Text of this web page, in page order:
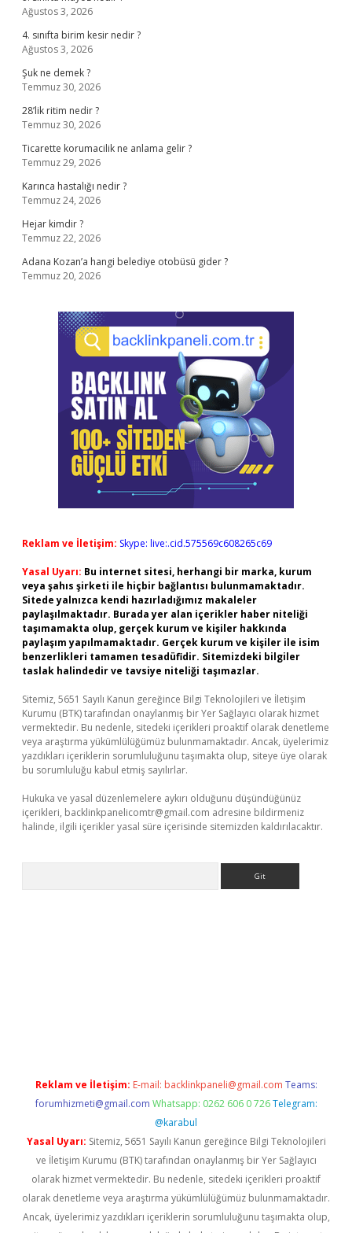
Ağustos 3, 2026
4. sınıfta birim kesir nedir ?
Ağustos 3, 2026
Şuk ne demek ?
Temmuz 30, 2026
28’lik ritim nedir ?
Temmuz 30, 2026
Ticarette korumacilik ne anlama gelir ?
Temmuz 29, 2026
Karınca hastalığı nedir ?
Temmuz 24, 2026
Hejar kimdir ?
Temmuz 22, 2026
Adana Kozan’a hangi belediye otobüsü gider ?
Temmuz 20, 2026
Reklam ve İletişim: Skype: live:.cid.575569c608265c69
Yasal Uyarı: Bu internet sitesi, herhangi bir marka, kurum
veya şahıs şirketi ile hiçbir bağlantısı bulunmamaktadır.
Sitede yalnızca kendi hazırladığımız makaleler
paylaşılmaktadır. Burada yer alan içerikler haber niteliği
taşımamakta olup, gerçek kurum ve kişiler hakkında
paylaşım yapılmamaktadır. Gerçek kurum ve kişiler ile isim
benzerlikleri tamamen tesadüfidir. Sitemizdeki bilgiler
taslak halindedir ve tavsiye niteliği taşımazlar.
Sitemiz, 5651 Sayılı Kanun gereğince Bilgi Teknolojileri ve İletişim
Kurumu (BTK) tarafından onaylanmış bir Yer Sağlayıcı olarak hizmet
vermektedir. Bu nedenle, sitedeki içerikleri proaktif olarak denetleme
veya araştırma yükümlülüğümüz bulunmamaktadır. Ancak, üyelerimiz
yazdıkları içeriklerin sorumluluğunu taşımakta olup, siteye üye olarak
bu sorumluluğu kabul etmiş sayılırlar.
Hukuka ve yasal düzenlemelere aykırı olduğunu düşündüğünüz
içerikleri, backlinkpanelicomtr@gmail.com adresine bildirmeniz
halinde, ilgili içerikler yasal süre içerisinde sitemizden kaldırılacaktır.
Reklam ve İletişim: E-mail: backlinkpaneli@gmail.com Teams:
forumhizmeti@gmail.com Whatsapp: 0262 606 0 726 Telegram:
@karabul
Yasal Uyarı: Sitemiz, 5651 Sayılı Kanun gereğince Bilgi Teknolojileri
ve İletişim Kurumu (BTK) tarafından onaylanmış bir Yer Sağlayıcı
olarak hizmet vermektedir. Bu nedenle, sitedeki içerikleri proaktif
olarak denetleme veya araştırma yükümlülüğümüz bulunmamaktadır.
Ancak, üyelerimiz yazdıkları içeriklerin sorumluluğunu taşımakta olup,